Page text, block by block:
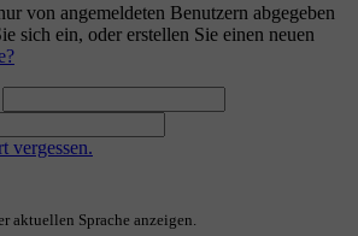
von angemeldeten Benutzern abgegeben
sich ein, oder erstellen Sie einen neuen
vergessen.
aktuellen Sprache anzeigen.